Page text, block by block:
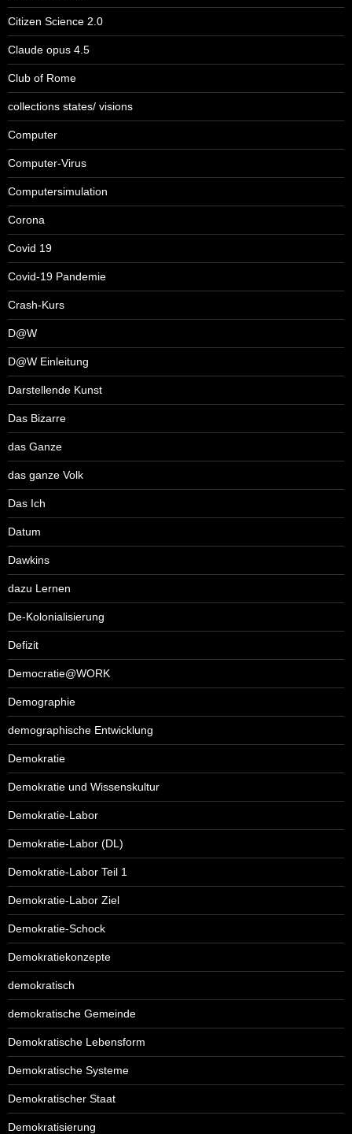
Citizen Science 2.0
Claude opus 4.5
Club of Rome
collections states/ visions
Computer
Computer-Virus
Computersimulation
Corona
Covid 19
Covid-19 Pandemie
Crash-Kurs
D@W
D@W Einleitung
Darstellende Kunst
Das Bizarre
das Ganze
das ganze Volk
Das Ich
Datum
Dawkins
dazu Lernen
De-Kolonialisierung
Defizit
Democratie@WORK
Demographie
demographische Entwicklung
Demokratie
Demokratie und Wissenskultur
Demokratie-Labor
Demokratie-Labor (DL)
Demokratie-Labor Teil 1
Demokratie-Labor Ziel
Demokratie-Schock
Demokratiekonzepte
demokratisch
demokratische Gemeinde
Demokratische Lebensform
Demokratische Systeme
Demokratischer Staat
Demokratisierung